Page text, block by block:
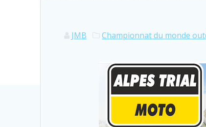
JMB Championnat du monde